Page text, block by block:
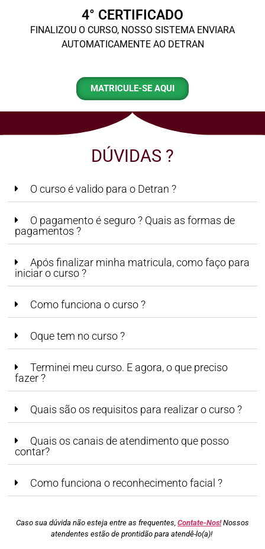
4° CERTIFICADO
FINALIZOU O CURSO, NOSSO SISTEMA ENVIARA
AUTOMATICAMENTE AO DETRAN
MATRICULE-SE AQUI
DÚVIDAS ?
O curso é valido para o Detran ?
O pagamento é seguro ? Quais as formas de
pagamentos ?
Após finalizar minha matricula, como faço para
iniciar o curso ?
Como funciona o curso ?
Oque tem no curso ?
Terminei meu curso. E agora, o que preciso
fazer ?
Quais são os requisitos para realizar o curso ?
Quais os canais de atendimento que posso
contar?
Como funciona o reconhecimento facial ?
Caso sua dúvida não esteja entre as frequentes, Contate-Nos!Nossos
atendentes estão de prontidão para atendê-lo(a)!